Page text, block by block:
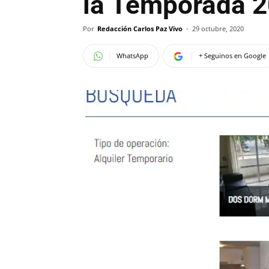
Por Redacción Carlos Paz Vivo - 29 octubre, 2020
WhatsApp + Seguinos en Google